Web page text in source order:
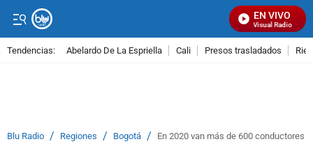
EN VIVO
Señal Visual Radio
Tendencias: Abelardo De La Espriella Cali Presos trasladados
Blu Radio / Regiones / Bogotá / En 2020 van más de 600 conductores